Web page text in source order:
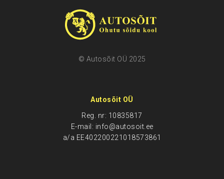
© Autosõit OÜ 2025
Autosõit OÜ
Reg. nr: 10835817
E-mail: info@autosoit.ee
a/a EE402200221018573861